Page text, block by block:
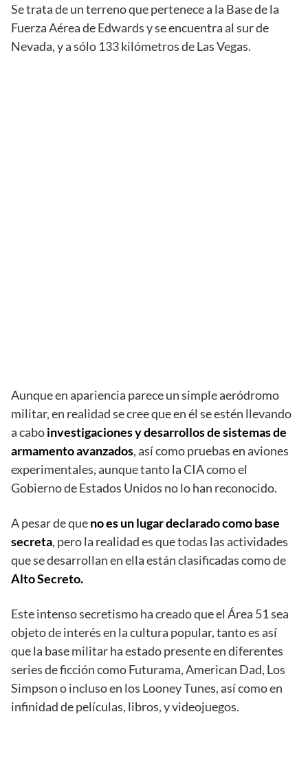
Se trata de un terreno que pertenece a la Base de la
Fuerza Aérea de Edwards y se encuentra al sur de
Nevada, y a sólo 133 kilómetros de Las Vegas.
Aunque en apariencia parece un simple aeródromo
militar, en realidad se cree que en él se estén llevando
a caboinvestigaciones y desarrollos de sistemas de
armamento avanzados, así como pruebas en aviones
experimentales, aunque tanto la CIA como el
Gobierno de Estados Unidos no lo han reconocido.
A pesar de queno es un lugar declarado como base
secreta, pero la realidad es que todas las actividades
que se desarrollan en ella están clasificadas como de
Alto Secreto.
Este intenso secretismo ha creado que el Área 51 sea
objeto de interés en la cultura popular, tanto es así
que la base militar ha estado presente en diferentes
series de ficción como Futurama, American Dad, Los
Simpson o incluso en los Looney Tunes, así como en
infinidad de películas, libros, y videojuegos.